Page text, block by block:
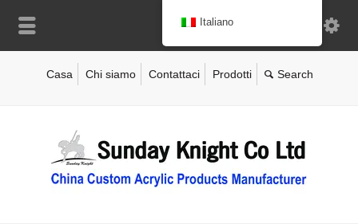
Casa Chi siamo Contattaci Prodotti
Italiano